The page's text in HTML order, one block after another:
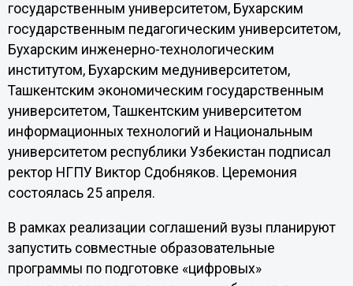
государственным университетом, Бухарским
государственным педагогическим университетом,
Бухарским инженерно-технологическим
институтом, Бухарским медуниверситетом,
Ташкентским экономическим государственным
университетом, Ташкентским университетом
информационных технологий и Национальным
университетом республики Узбекистан подписал
ректор НГПУ Виктор Сдобняков. Церемония
состоялась 25 апреля.
В рамках реализации соглашений вузы планируют
запустить совместные образовательные
программы по подготовке «цифровых»